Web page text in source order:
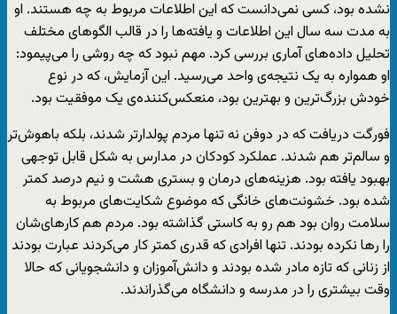
نشده بود، کسی نمی‌دانست که این اطلاعات مربوط به چه هستند. او
به مدت سه سال این اطلاعات و یافته‌ها را در قالب الگوهای مختلف
تحلیل داده‌های آماری بررسی کرد. مهم نبود که چه روشی را می‌پیمود:
او همواره به یک نتیجه‌ی واحد می‌رسید. این آزمایش، که در نوع
خودش بزرگ‌ترین و بهترین بود، منعکس‌کننده‌ی یک موفقیت بود.
فورگت دریافت که در دوفن نه تنها مردم پولدارتر شدند، بلکه باهوش‌تر
و سالم‌تر هم شدند. عملکرد کودکان در مدارس به شکل قابل توجهی
بهبود یافته بود. هزینه‌های درمان و بستری هشت و نیم درصد کمتر
شده بود. خشونت‌های خانگی که موضوع شکایت‌های مربوط به
سلامت روان بود هم رو به کاستی گذاشته بود. مردم هم کارهای‌شان
را رها نکرده بودند. تنها افرادی که قدری کمتر کار می‌کردند عبارت بودند
از زنانی که تازه مادر شده بودند و دانش‌آموزان و دانشجویانی که حالا
وقت بیشتری را در مدرسه و دانشگاه می‌گذراندند.